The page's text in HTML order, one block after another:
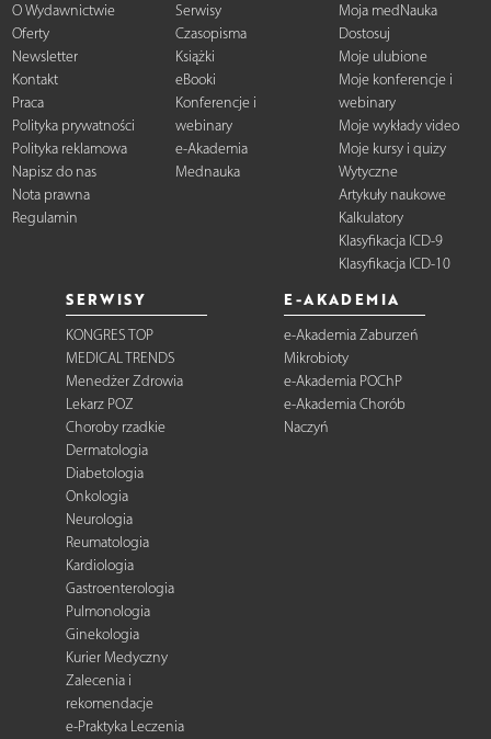
O Wydawnictwie
Oferty
Newsletter
Kontakt
Praca
Polityka prywatności
Polityka reklamowa
Napisz do nas
Nota prawna
Regulamin
Serwisy
Czasopisma
Książki
eBooki
Konferencje i
webinary
e-Akademia
Mednauka
Moja medNauka
Dostosuj
Moje ulubione
Moje konferencje i
webinary
Moje wykłady video
Moje kursy i quizy
Wytyczne
Artykuły naukowe
Kalkulatory
Klasyfikacja ICD-9
Klasyfikacja ICD-10
SERWISY
KONGRES TOP
MEDICAL TRENDS
Menedżer Zdrowia
Lekarz POZ
Choroby rzadkie
Dermatologia
Diabetologia
Onkologia
Neurologia
Reumatologia
Kardiologia
Gastroenterologia
Pulmonologia
Ginekologia
Kurier Medyczny
Zalecenia i
rekomendacje
e-Praktyka Leczenia
E-AKADEMIA
e-Akademia Zaburzeń
Mikrobioty
e-Akademia POChP
e-Akademia Chorób
Naczyń